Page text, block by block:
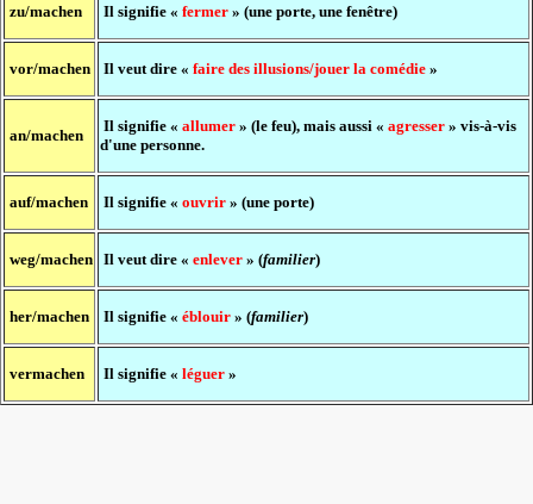
zu/machen Il signifie « fermer » (une porte, une fenêtre)
vor/machen Il veut dire « faire des illusions/jouer la comédie »
an/machen
Il signifie « allumer » (le feu), mais aussi « agresser » vis-à-vis
d'une personne.
auf/machen Il signifie « ouvrir » (une porte)
weg/machen Il veut dire « enlever » (familier)
her/machen Il signifie « éblouir » (familier)
vermachen Il signifie « léguer »